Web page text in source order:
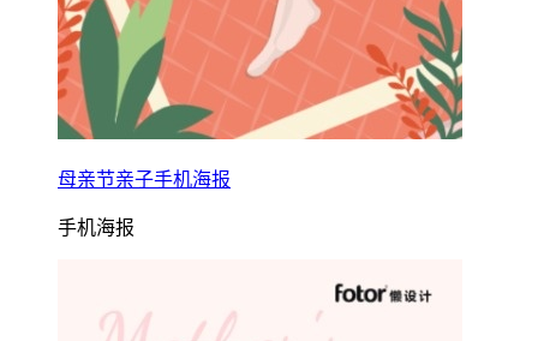
母亲节亲子手机海报
手机海报